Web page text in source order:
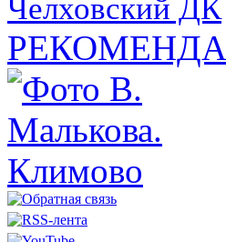
Челховский ДК